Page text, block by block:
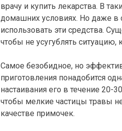
врачу и купить лекарства. В
домашних условиях. Но даже в
использовать эти средства.
чтобы не усугублять
Самое безобидное, но
приготовления понадобится
настаивания его в течение 20-
чтобы мелкие частицы травы
качестве примочек.